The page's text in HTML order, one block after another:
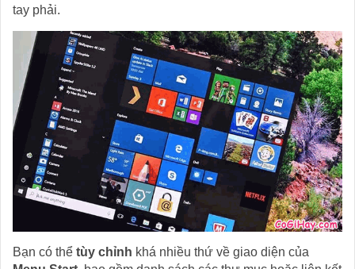
tay phải.
Bạn có thể tùy chỉnh khá nhiều thứ về giao diện của